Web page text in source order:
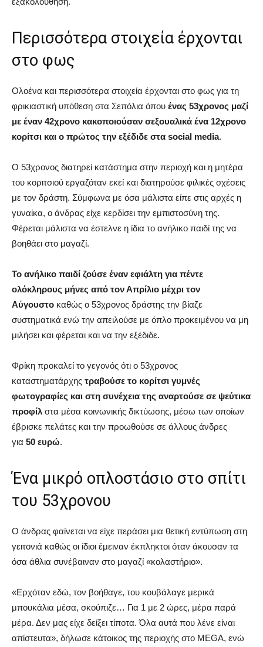
Περισσότερα στοιχεία έρχονται
στο φως
Ολοένα και περισσότερα στοιχεία έρχονται στο φως για τη
φρικιαστική υπόθεση στα Σεπόλια όπου ένας 53χρονος μαζί
με έναν 42χρονο κακοποιούσαν σεξουαλικά ένα 12χρονο
κορίτσι και ο πρώτος την εξέδιδε στα social media.
Ο 53χρονος διατηρεί κατάστημα στην περιοχή και η μητέρα
του κοριτσιού εργαζόταν εκεί και διατηρούσε φιλικές σχέσεις
με τον δράστη. Σύμφωνα με όσα μάλιστα είπε στις αρχές η
γυναίκα, ο άνδρας είχε κερδίσει την εμπιστοσύνη της.
Φέρεται μάλιστα να έστελνε η ίδια το ανήλικο παιδί της να
βοηθάει στο μαγαζί.
Το ανήλικο παιδί ζούσε έναν εφιάλτη για πέντε
ολόκληρους μήνες από τον Απρίλιο μέχρι τον
Αύγουστο καθώς ο 53χρονος δράστης την βίαζε
συστηματικά ενώ την απειλούσε με όπλο προκειμένου να μη
μιλήσει και φέρεται και να την εξέδιδε.
Φρίκη προκαλεί το γεγονός ότι ο 53χρονος
καταστηματάρχης τραβούσε το κορίτσι γυμνές
φωτογραφίες και στη συνέχεια της αναρτούσε σε ψεύτικα
προφίλ στα μέσα κοινωνικής δικτύωσης, μέσω των οποίων
έβρισκε πελάτες και την προωθούσε σε άλλους άνδρες
για 50 ευρώ.
Ένα μικρό οπλοστάσιο στο σπίτι
του 53χρονου
Ο άνδρας φαίνεται να είχε περάσει μια θετική εντύπωση στη
γειτονιά καθώς οι ίδιοι έμειναν έκπληκτοι όταν άκουσαν τα
όσα άθλια συνέβαιναν στο μαγαζί «κολαστήριο».
«Ερχόταν εδώ, τον βοήθαγε, του κουβάλαγε μερικά
μπουκάλια μέσα, σκούπιζε… Για 1 με 2 ώρες, μέρα παρά
μέρα. Δεν μας είχε δείξει τίποτα. Όλα αυτά που λένε είναι
απίστευτα», δήλωσε κάτοικος της περιοχής στο MEGA, ενώ